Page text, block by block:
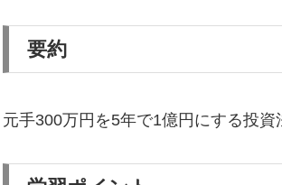
要約
元手300万円を5年で1億円にする投資